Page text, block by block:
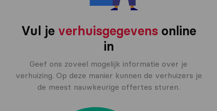
Vul je verhuisgegevensonline
in
Geef ons zoveel mogelijk informatie over je
verhuizing. Op deze manier kunnen de verhuizers je
de meest nauwkeurige offertes sturen.